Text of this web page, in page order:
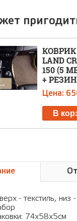
КОВРИК
LAND
150 (5
+
Цена:
В
- текстиль, низ
74х58х5см